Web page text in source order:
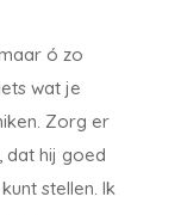
ó zo
wat je
Zorg er
dat hij goed
stellen. Ik